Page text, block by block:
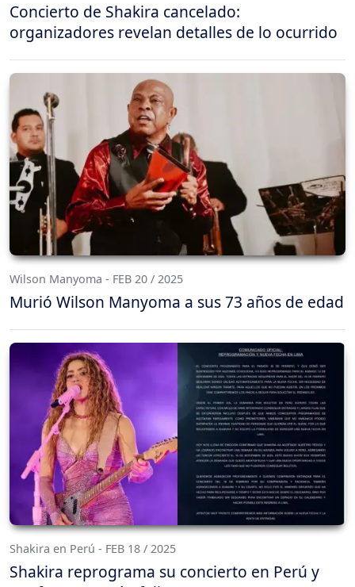
Concierto de Shakira cancelado:
organizadores revelan detalles de lo ocurrido
Wilson Manyoma - FEB 20 / 2025
Murió Wilson Manyoma a sus 73 años de edad
Shakira en Perú - FEB 18 / 2025
Shakira reprograma su concierto en Perú y